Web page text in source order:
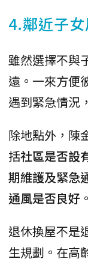
4.鄰近子
雖然選擇不與
遠。一來方便
遇到緊急情況
除地點外，陳
括社區是否設
期維護及緊急
通風是否良好 。
退休換屋不是
生規劃。在高